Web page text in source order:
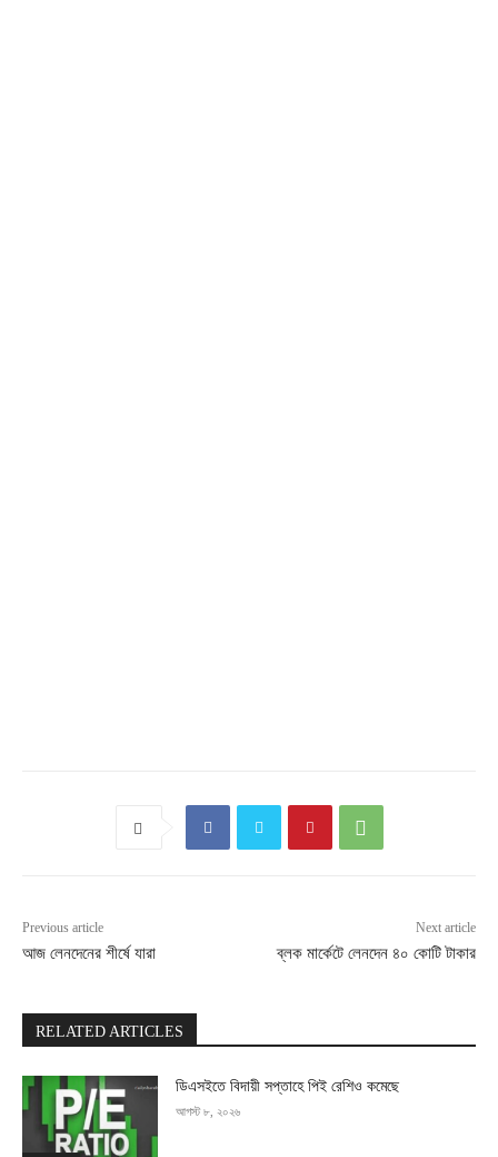
Previous article
আজ লেনদেনের শীর্ষে যারা
Next article
ব্লক মার্কেটে লেনদেন ৪০ কোটি টাকার
RELATED ARTICLES
ডিএসইতে বিদায়ী সপ্তাহে পিই রেশিও কমেছে
আগস্ট ৮, ২০২৬